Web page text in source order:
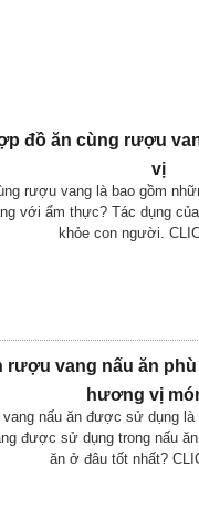
đồ ăn cùng rượu
vị
rượu vang là bao gồm
với ẩm thực? Tác dụng
khỏe con người.
rượu vang nấu ăn
hương vị
nấu ăn được sử dụng là
được sử dụng trong nấu
ăn ở đâu tốt nhất?